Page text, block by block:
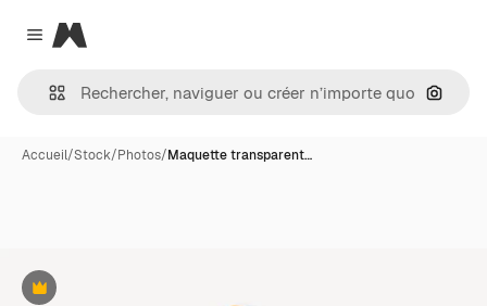
Close menu
Magnific
Accueil/Stock/Photos/Maquette transparent…
Premium